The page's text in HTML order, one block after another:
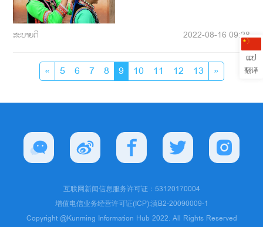
ສະບາຍດີ 2022-08-16 09:28
« 5 6 7 8 9 10 11 12 13 »
互联网新闻信息服务许可证：53120170004
增值电信业务经营许可证(ICP):滇B2-20090009-1
Copyright @Kunming Information Hub 2022. All Rights Reserved
ແປ
翻译